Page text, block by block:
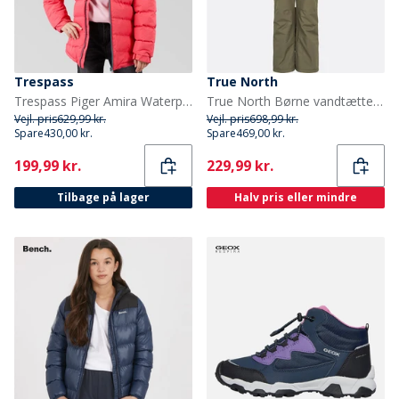
Trespass
Trespass Piger Amira Waterproof Præstation/Teknisk Lyserød
Vejl. pris629,99 kr.
Spare430,00 kr.
Current
199,99 kr.
Tilbage på lager
True North
True North Børne vandtætte snebukser Tarmac
Vejl. pris698,99 kr.
Spare469,00 kr.
Current
229,99 kr.
Halv pris eller mindre